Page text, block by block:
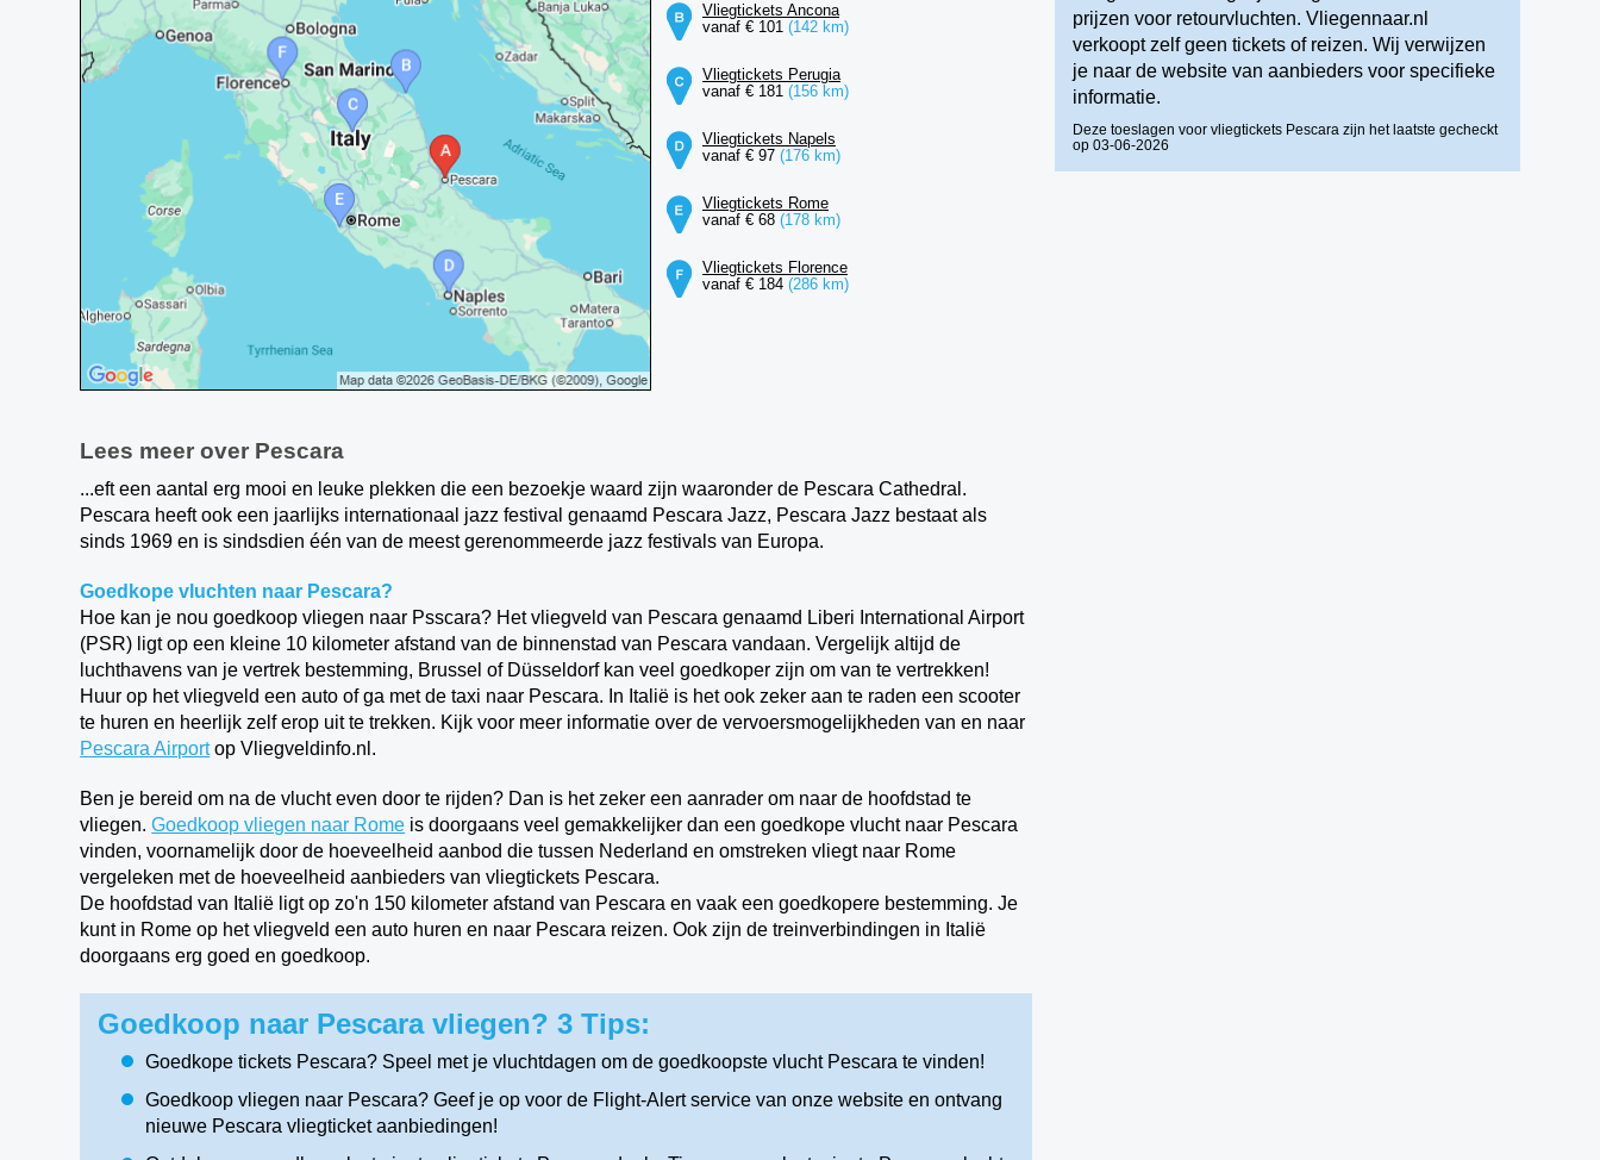
Vliegtickets Ancona
vanaf € 101 (142 km)
Vliegtickets Perugia
vanaf € 181 (156 km)
Vliegtickets Napels
vanaf € 97 (176 km)
Vliegtickets Rome
vanaf € 68 (178 km)
Vliegtickets Florence
vanaf € 184 (286 km)
Lees meer over Pescara
...eft een aantal erg mooi en leuke plekken die een bezoekje waard zijn waaronder de Pescara Cathedral.
Pescara heeft ook een jaarlijks internationaal jazz festival genaamd Pescara Jazz, Pescara Jazz bestaat als
sinds 1969 en is sindsdien één van de meest gerenommeerde jazz festivals van Europa.
Goedkope vluchten naar Pescara?
Hoe kan je nou goedkoop vliegen naar Psscara? Het vliegveld van Pescara genaamd Liberi International Airport
(PSR) ligt op een kleine 10 kilometer afstand van de binnenstad van Pescara vandaan. Vergelijk altijd de
luchthavens van je vertrek bestemming, Brussel of Düsseldorf kan veel goedkoper zijn om van te vertrekken!
Huur op het vliegveld een auto of ga met de taxi naar Pescara. In Italië is het ook zeker aan te raden een scooter
te huren en heerlijk zelf erop uit te trekken. Kijk voor meer informatie over de vervoersmogelijkheden van en naar
Pescara Airportop Vliegveldinfo.nl.
Ben je bereid om na de vlucht even door te rijden? Dan is het zeker een aanrader om naar de hoofdstad te
vliegen.Goedkoop vliegen naar Rome is doorgaans veel gemakkelijker dan een goedkope vlucht naar Pescara
vinden, voornamelijk door de hoeveelheid aanbod die tussen Nederland en omstreken vliegt naar Rome
vergeleken met de hoeveelheid aanbieders van vliegtickets Pescara.
De hoofdstad van Italië ligt op zo'n 150 kilometer afstand van Pescara en vaak een goedkopere bestemming. Je
kunt in Rome op het vliegveld een auto huren en naar Pescara reizen. Ook zijn de treinverbindingen in Italië
doorgaans erg goed en goedkoop.
Goedkoop naar Pescara vliegen? 3 Tips:
Goedkope tickets Pescara? Speel met je vluchtdagen om de goedkoopste vlucht Pescara te vinden!
Goedkoop vliegen naar Pescara? Geef je op voor de Flight-Alert service van onze website en ontvang
nieuwe Pescara vliegticket aanbiedingen!
prijzen voor retourvluchten. Vliegennaar.nl
verkoopt zelf geen tickets of reizen. Wij verwijzen
je naar de website van aanbieders voor specifieke
informatie.
Deze toeslagen voor vliegtickets Pescara zijn het laatste gecheckt
op 03-06-2026